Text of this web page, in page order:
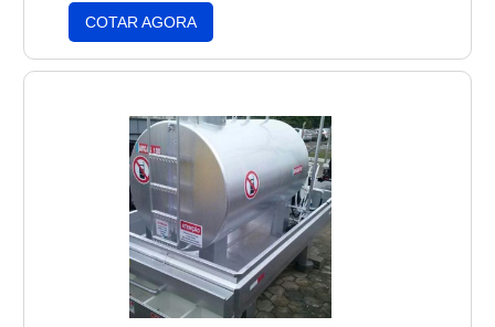
profissionais envolvidos nos respectivos
processos, sem que as aberturas permitam a
entrada de calor. Uma das vantagens mais
ocupar pouco espaço, ela substi....
COTAR AGORA